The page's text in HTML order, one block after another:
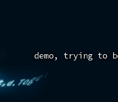
demo, tryi ng to b